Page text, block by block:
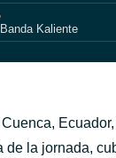
Kaliente
de la jornada,